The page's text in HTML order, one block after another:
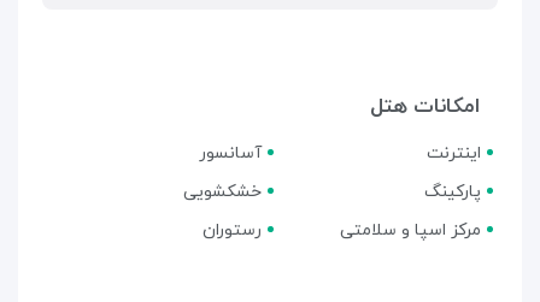
امکانات هتل
اینترنت
آسانسور
پارکینگ
خشکشویی
مرکز اسپا و سلامتی
رستوران